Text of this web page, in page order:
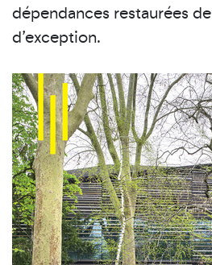
dépendances restaurées
d’exception.